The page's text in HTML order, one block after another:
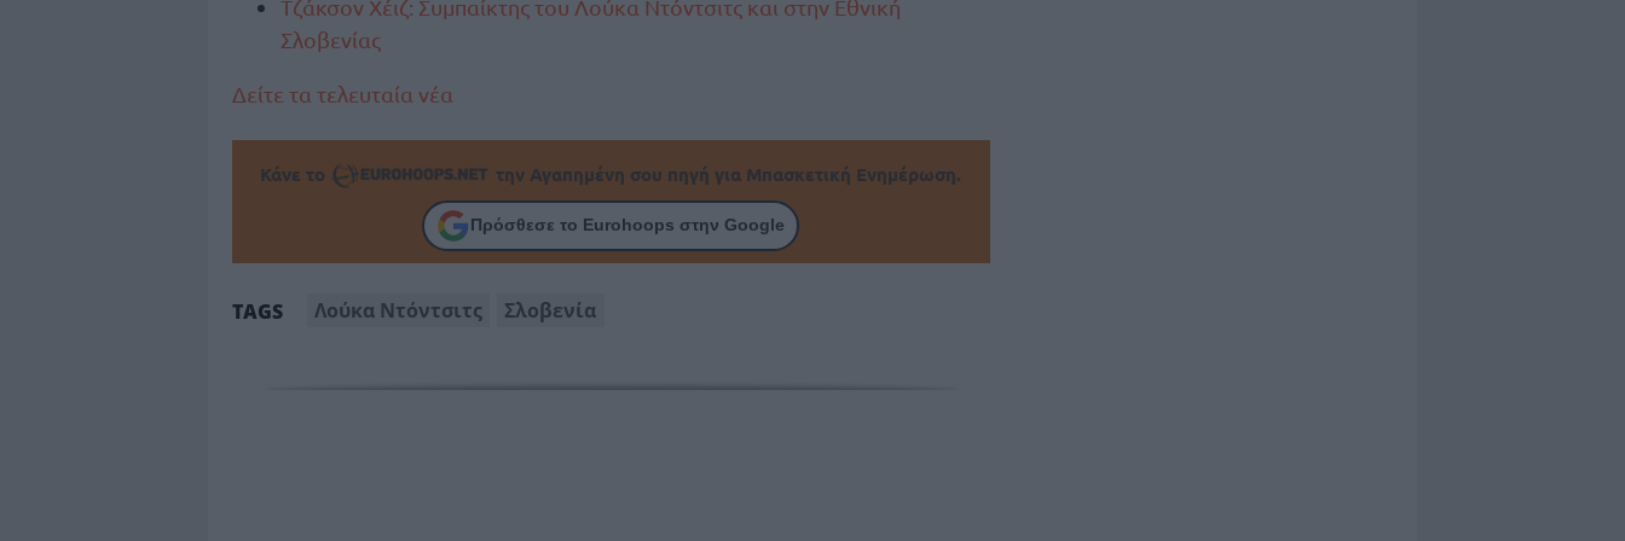
Τζάκσον Χέιζ: Συμπαίκτης του Λούκα Ντόντσιτς και στην Εθνική
Σλοβενίας
Δείτε τα τελευταία νέα
Κάνε το την Αγαπημένη σου πηγή για Μπασκετική Ενημέρωση.
Πρόσθεσε το Eurohoops στην Google
TAGS Λούκα Ντόντσιτς Σλοβενία